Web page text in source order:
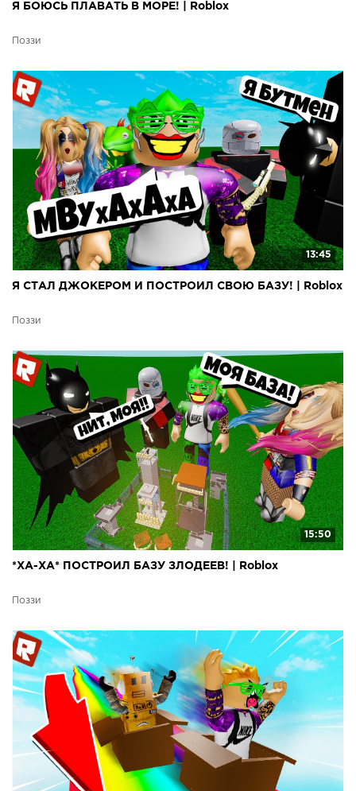
Я БОЮСЬ ПЛАВАТЬ В МОРЕ! | Roblox
Поззи
13:45
Я СТАЛ ДЖОКЕРОМ И ПОСТРОИЛ СВОЮ БАЗУ! | Roblox
Поззи
15:50
*ХА-ХА* ПОСТРОИЛ БАЗУ ЗЛОДЕЕВ! | Roblox
Поззи